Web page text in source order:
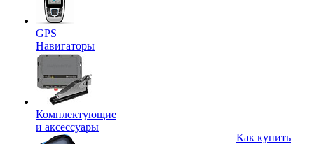
GPS
Навигаторы
Комплектующие
и аксессуары
Как купить